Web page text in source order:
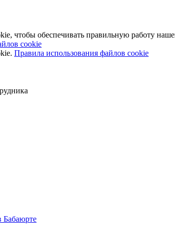
чтобы обеспечивать правильную работу
cookie
Правила использования файлов cookie
Бабаюрте